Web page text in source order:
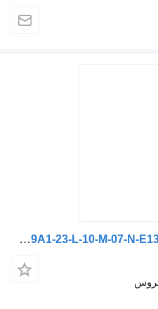
مضخة ذات تروس Haldex W9A1-23-L-10-M-07-N-E134 05990747